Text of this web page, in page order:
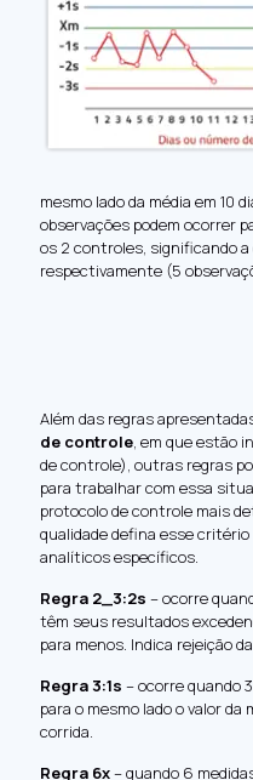
mesmo lado da média em 10
observações podem ocorrer
os 2 controles, significando a
respectivamente (5
Além das regras
de controle, em que estão
de controle), outras regras
para trabalhar com essa
protocolo de controle mais
qualidade defina esse
analíticos específicos.
Regra 2_3:2s – ocorre
têm seus resultados
para menos. Indica rejeição
Regra 3:1s – ocorre quando
para o mesmo lado o valor da
corrida.
Regra 6x– quando 6